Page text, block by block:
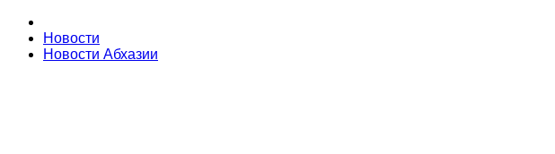
Новости
Новости Абхазии